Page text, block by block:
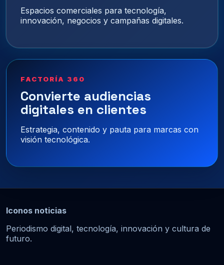
Espacios comerciales para tecnología,
innovación, negocios y campañas digitales.
FACTORÍA 360
Convierte audiencias
digitales en clientes
Estrategia, contenido y pauta para marcas con
visión tecnológica.
Iconos noticias
Periodismo digital, tecnología, innovación y cultura de
futuro.